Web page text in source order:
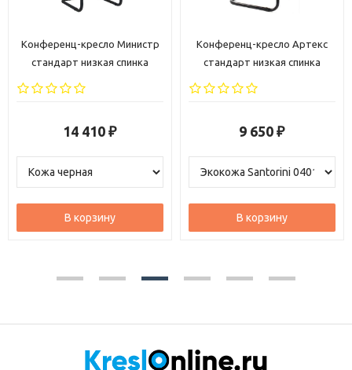
кресло Министр
стандарт низкая спинка
14 410 ₽
В корзину
Конференц-кресло Артекс
стандарт низкая спинка
9 650 ₽
В корзину